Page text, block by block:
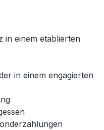
in einem etablierten
in einem engagierten